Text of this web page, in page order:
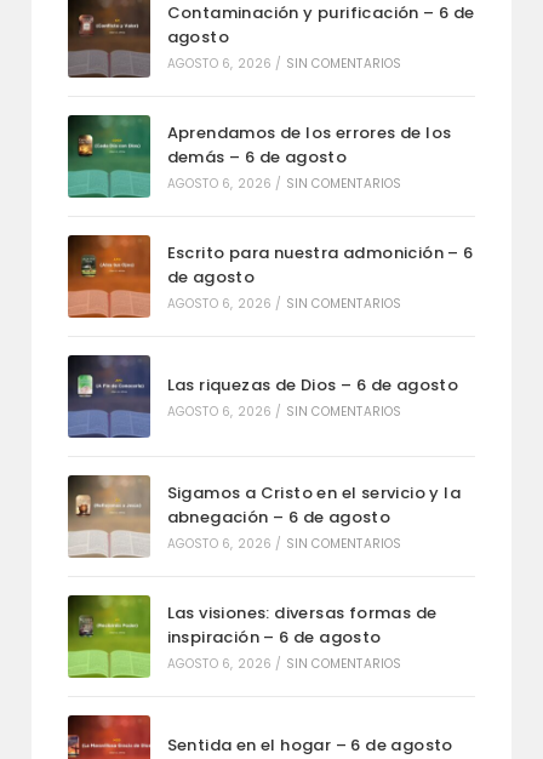
Contaminación y purificación – 6 de
agosto
AGOSTO 6, 2026 / SIN COMENTARIOS
Aprendamos de los errores de los
demás – 6 de agosto
AGOSTO 6, 2026 / SIN COMENTARIOS
Escrito para nuestra admonición – 6
de agosto
AGOSTO 6, 2026 / SIN COMENTARIOS
Las riquezas de Dios – 6 de agosto
AGOSTO 6, 2026 / SIN COMENTARIOS
Sigamos a Cristo en el servicio y la
abnegación – 6 de agosto
AGOSTO 6, 2026 / SIN COMENTARIOS
Las visiones: diversas formas de
inspiración – 6 de agosto
AGOSTO 6, 2026 / SIN COMENTARIOS
Sentida en el hogar – 6 de agosto